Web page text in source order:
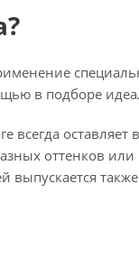
в подборе
оттенков или
выпускается